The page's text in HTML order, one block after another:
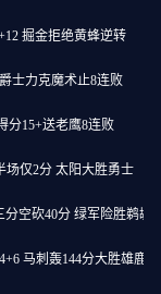
掘金拒绝黄蜂逆转
士力克魔术止8连败
分15+送老鹰8连败
场仅2分 太阳大胜勇士
空砍40分 绿军险胜鹈鹕
马刺轰144分大胜雄鹿